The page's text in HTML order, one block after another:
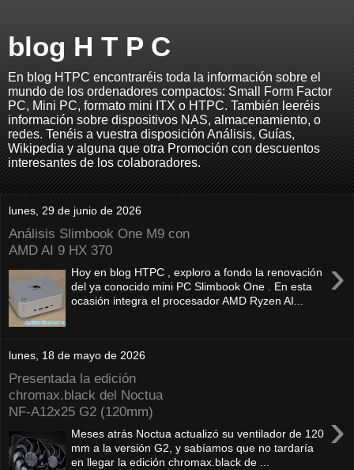
blog H T P C
En blog HTPC encontraréis toda la información sobre el
mundo de los ordenadores compactos: Small Form Factor
PC, Mini PC, formato mini ITX o HTPC. También leeréis
información sobre dispositivos NAS, almacenamiento, o
redes. Tenéis a vuestra disposición Análisis, Guías,
Wikipedia y alguna que otra Promoción con descuentos
interesantes de los colaboradores.
lunes, 29 de junio de 2026
Análisis Slimbook One M9 con
AMD AI 9 HX 370
›
Hoy en blog HTPC , exploro a fondo la renovación
del ya conocido mini PC Slimbook One . En esta
ocasión integra el procesador AMD Ryzen AI...
lunes, 18 de mayo de 2026
Presentada la edición
chromax.black del Noctua
NF‑A12x25 G2 (120mm)
›
Meses atrás Noctua actualizó su ventilador de 120
mm a la versión G2, y sabíamos que no tardaría
en llegar la edición chromax.black de ...